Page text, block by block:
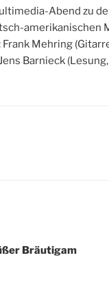
Abend zu
amerikanischen
Frank Mehring
Barnieck
Bräutigam